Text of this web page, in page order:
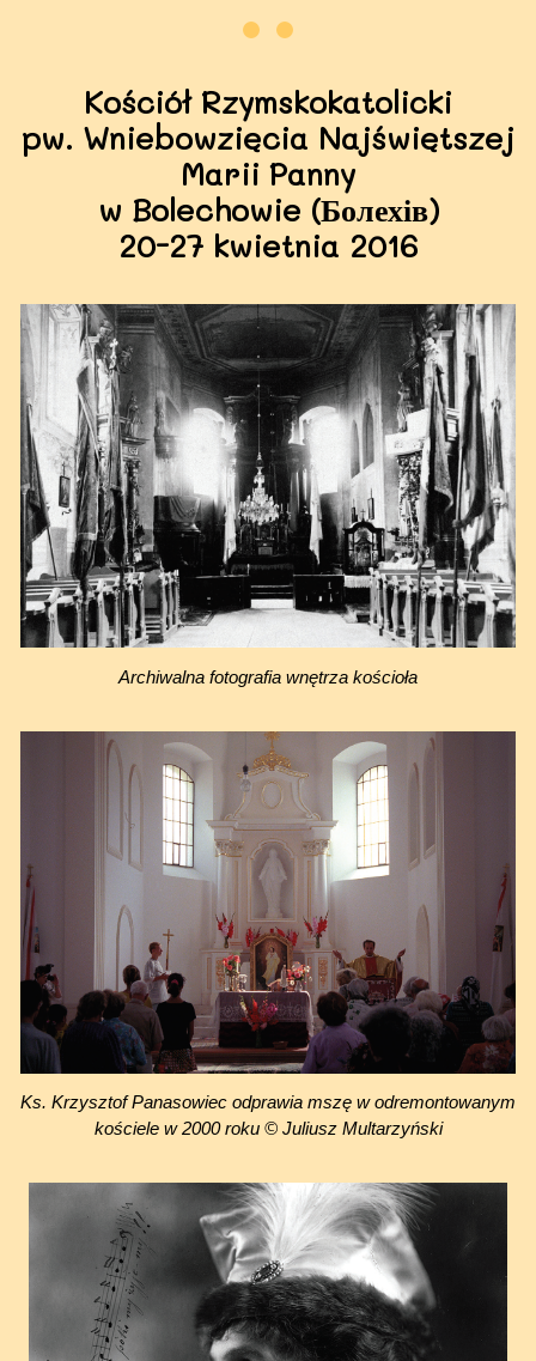
Kościół Rzymskokatolicki
pw. Wniebowzięcia Najświętszej
Marii Panny
w Bolechowie (Болехів)
20-27 kwietnia 2016
Archiwalna fotografia wnętrza kościoła
Ks. Krzysztof Panasowiec odprawia mszę w odremontowanym
kościele w 2000 roku © Juliusz Multarzyński